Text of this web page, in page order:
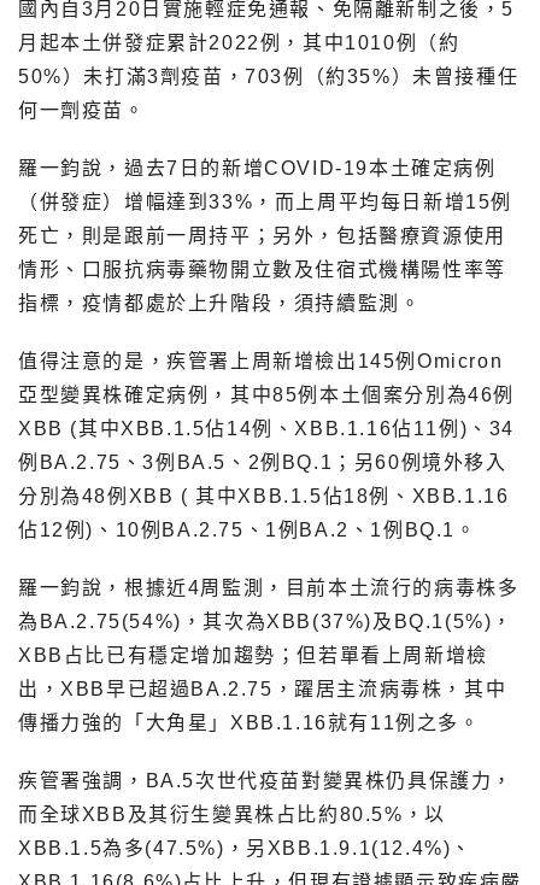
國內自3月20日實施輕症免通報、免隔離新制之後，5
月起本土併發症累計2022例，其中1010例（約
50%）未打滿3劑疫苗，703例（約35%）未曾接種任
何一劑疫苗。
羅一鈞說，過去7日的新增COVID-19本土確定病例
（併發症）增幅達到33%，而上周平均每日新增15例
死亡，則是跟前一周持平；另外，包括醫療資源使用
情形、口服抗病毒藥物開立數及住宿式機構陽性率等
指標，疫情都處於上升階段，須持續監測。
值得注意的是，疾管署上周新增檢出145例Omicron
亞型變異株確定病例，其中85例本土個案分別為46例
XBB (其中XBB.1.5佔14例、XBB.1.16佔11例)、34
例BA.2.75、3例BA.5、2例BQ.1；另60例境外移入
分別為48例XBB ( 其中XBB.1.5佔18例、XBB.1.16
佔12例)、10例BA.2.75、1例BA.2、1例BQ.1。
羅一鈞說，根據近4周監測，目前本土流行的病毒株多
為BA.2.75(54%)，其次為XBB(37%)及BQ.1(5%)，
XBB占比已有穩定增加趨勢；但若單看上周新增檢
出，XBB早已超過BA.2.75，躍居主流病毒株，其中
傳播力強的「大角星」XBB.1.16就有11例之多。
疾管署強調，BA.5次世代疫苗對變異株仍具保護力，
而全球XBB及其衍生變異株占比約80.5%，以
XBB.1.5為多(47.5%)，另XBB.1.9.1(12.4%)、